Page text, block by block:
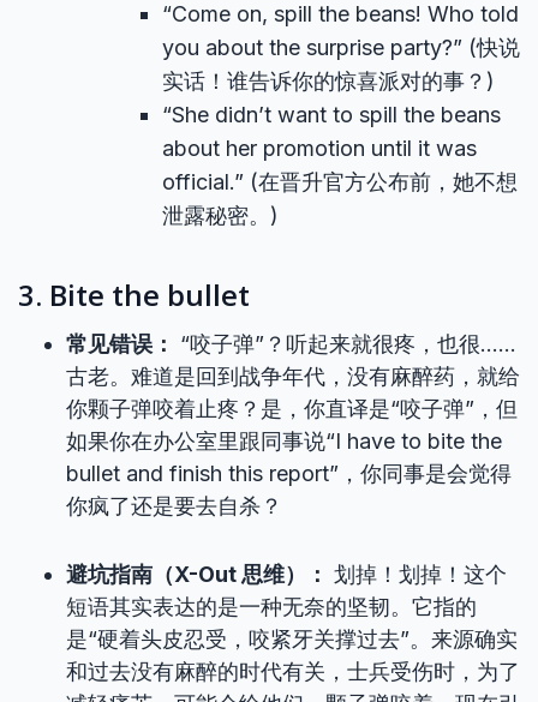
“Come on, spill the beans! Who told
you about the surprise party?” (快说
实话！谁告诉你的惊喜派对的事？)
“She didn’t want to spill the beans
about her promotion until it was
official.” (在晋升官方公布前，她不想
泄露秘密。)
3. Bite the bullet
常见错误：
“咬子弹”？听起来就很疼，也很……
古老。难道是回到战争年代，没有麻醉药，就给
你颗子弹咬着止疼？是，你直译是“咬子弹”，但
如果你在办公室里跟同事说“I have to bite the
bullet and finish this report”，你同事是会觉得
你疯了还是要去自杀？
避坑指南（X-Out 思维）： 划掉！划掉！这个
短语其实表达的是一种无奈的坚韧。它指的
是“硬着头皮忍受，咬紧牙关撑过去”。来源确实
和过去没有麻醉的时代有关，士兵受伤时，为了